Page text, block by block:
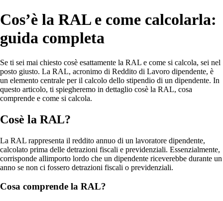
Cos’è la RAL e come calcolarla:
guida completa
Se ti sei mai chiesto cosè esattamente la RAL e come si calcola, sei nel
posto giusto. La RAL, acronimo di Reddito di Lavoro dipendente, è
un elemento centrale per il calcolo dello stipendio di un dipendente. In
questo articolo, ti spiegheremo in dettaglio cosè la RAL, cosa
comprende e come si calcola.
Cosè la RAL?
La RAL rappresenta il reddito annuo di un lavoratore dipendente,
calcolato prima delle detrazioni fiscali e previdenziali. Essenzialmente,
corrisponde allimporto lordo che un dipendente riceverebbe durante un
anno se non ci fossero detrazioni fiscali o previdenziali.
Cosa comprende la RAL?